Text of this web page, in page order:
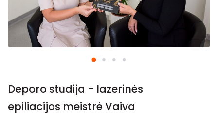
Deporo studija - lazerinės
epiliacijos meistrė Vaiva